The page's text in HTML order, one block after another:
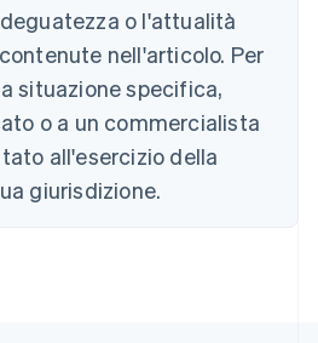
o l'attualità
nell'articolo. Per
situazione specifica,
o a un commercialista
all'esercizio della
giurisdizione.